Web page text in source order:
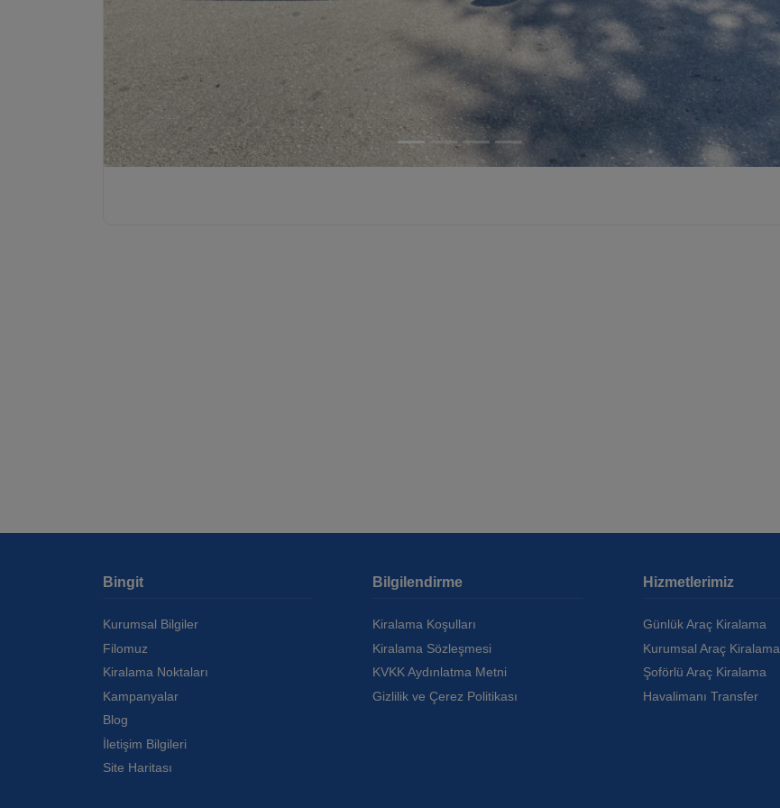
Bingit
Kurumsal Bilgiler
Filomuz
Kiralama Noktaları
Kampanyalar
Blog
İletişim Bilgileri
Site Haritası
Bilgilendirme
Kiralama Koşulları
Kiralama Sözleşmesi
KVKK Aydınlatma Metni
Gizlilik ve Çerez Politikası
Hizmetlerimiz
Günlük Araç Kiralama
Kurumsal Araç Kiralama
Şoförlü Araç Kiralama
Havalimanı Transfer